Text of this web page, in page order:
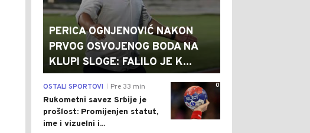
PERICA OGNJENOVIĆ NAKON
PRVOG OSVOJENOG BODA NA
KLUPI SLOGE: FALILO JE K...
0
OSTALI SPORTOVI Pre 33 min
Rukometni savez Srbije je
prošlost: Promijenjen statut,
ime i vizuelni i...